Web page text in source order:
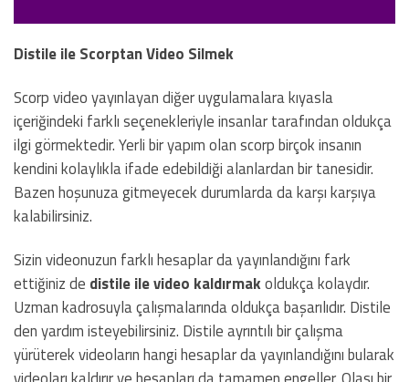
Distile ile Scorptan Video Silmek
Scorp video yayınlayan diğer uygulamalara kıyasla
içeriğindeki farklı seçenekleriyle insanlar tarafından oldukça
ilgi görmektedir. Yerli bir yapım olan scorp birçok insanın
kendini kolaylıkla ifade edebildiği alanlardan bir tanesidir.
Bazen hoşunuza gitmeyecek durumlarda da karşı karşıya
kalabilirsiniz.
Sizin videonuzun farklı hesaplar da yayınlandığını fark
ettiğiniz de distile ile video kaldırmakoldukça kolaydır.
Uzman kadrosuyla çalışmalarında oldukça başarılıdır. Distile
den yardım isteyebilirsiniz. Distile ayrıntılı bir çalışma
yürüterek videoların hangi hesaplar da yayınlandığını bularak